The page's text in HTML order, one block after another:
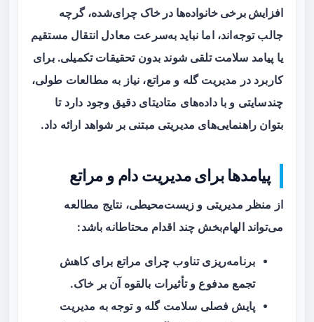
افزایش برخی خانواده‌ها در خاک چرای‌شده، گرچه
جالب توجه‌اند، اما نباید به‌سرعت معادل انتقال مستقیم
یا پیامد سلامت تلقی شوند بدون تحقیقات تکمیلی. برای
کاربرد در مدیریت گله و مراتع، نیاز به مطالعات طولی،
چندسایتی و با داده‌های متادیتای دقیق وجود دارد تا
بتوان راهنمایی‌های مدیریتی مبتنی بر شواهد ارائه داد.
پیامدها برای مدیریت دام و مراتع
از منظر مدیریتی و زیست‌محیطی، نتایج مطالعه
می‌تواند الهام‌بخش چند اقدام محتاطانه باشد:
برنامه‌ریزی تناوب چرای مراتع برای کاهش
تجمع مدفوع و تأثیرات بالقوه آن بر خاک.
پایش فصلی سلامت گله و توجه به مدیریت